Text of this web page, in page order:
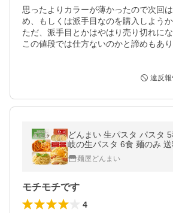
思ったよりカラーが薄かったので次回
め、もしくは派手目なのを購入しようか
ただ、派手目とかはやはり売り切れに
この値段では仕方ないのかと諦めもあり
違反
どんまい 生パスタ パスタ
岐の生パスタ 6食 麺のみ 送
ント消化 パスタ フェット
スパゲティ
麺屋どんまい
モチモチです
4